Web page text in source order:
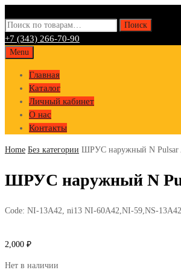
Искать: Поиск
+7 (343) 266-70-90
Skip
content
Menu
Главная
Каталог
Личный кабинет
О нас
Контакты
Home Без категории ШРУС наружный N Pulsar
ШРУС наружный N
Code: NI-13A42, ni13 NI-60A42,NI-59,NS-
2,000 ₽
Нет в наличии